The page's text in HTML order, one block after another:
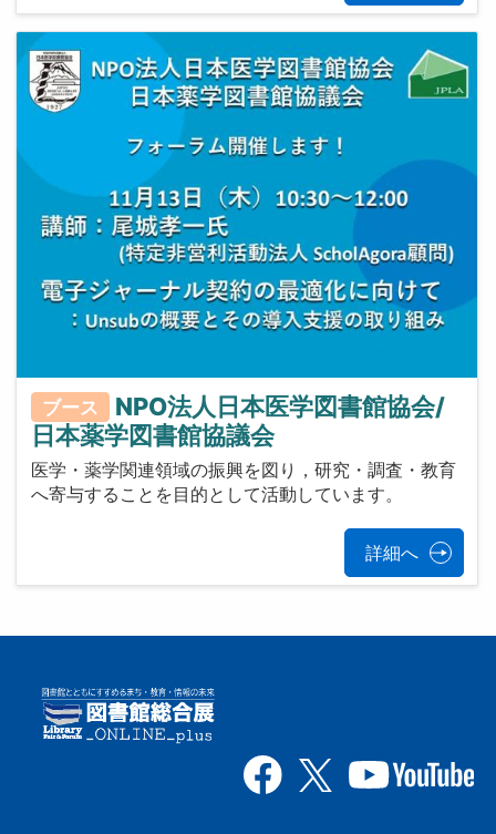
ブース
NPO法人日本医学図書館協会/
日本薬学図書館協議会
医学・薬学関連領域の振興を図り，研究・調査・教育
へ寄与することを目的として活動しています。
詳細へ